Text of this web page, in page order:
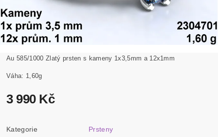
Au 585/1000 Zlatý prsten s kameny 1x3,5mm a 12x1mm
Váha: 1,60g
3 990 Kč
Kategorie Prsteny